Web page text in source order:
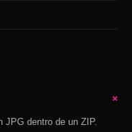
+
JPG dentro de un ZIP.